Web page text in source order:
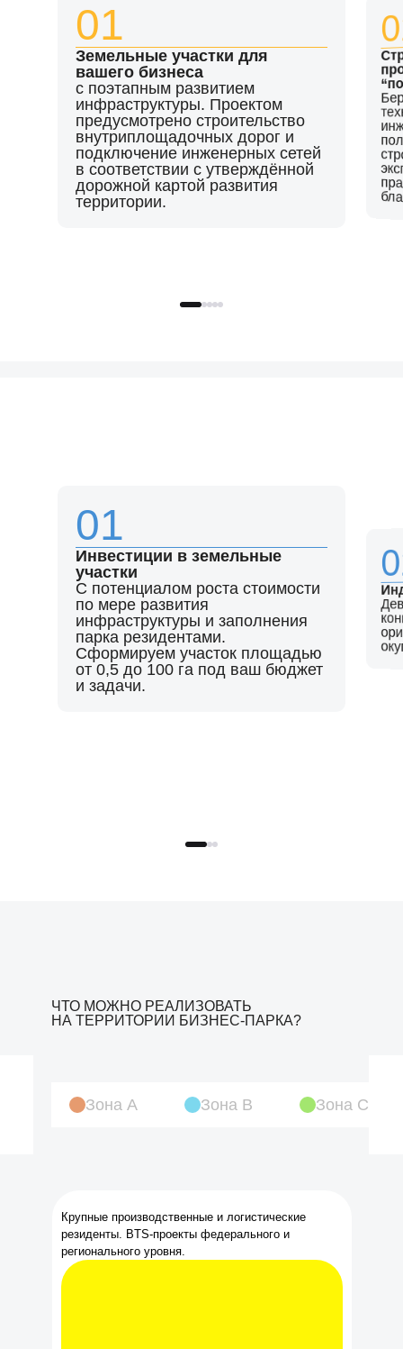
01
Земельные участки для
вашего бизнеса
с поэтапным развитием
инфраструктуры. Проектом
предусмотрено строительство
внутриплощадочных дорог и
подключение инженерных сетей
в соответствии с утверждённой
дорожной картой развития
территории.
01
Инвестиции в земельные
участки
C потенциалом роста стоимости
по мере развития
инфраструктуры и заполнения
парка резидентами.
Сформируем участок площадью
от 0,5 до 100 га под ваш бюджет
и задачи.
ЧТО МОЖНО РЕАЛИЗОВАТЬ
НА ТЕРРИТОРИИ БИЗНЕС-ПАРКА?
Зона A Зона B Зона C
Крупные производственные и логистические
резиденты. BTS-проекты федерального и
регионального уровня.